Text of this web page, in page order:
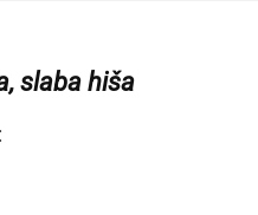
slaba hiša